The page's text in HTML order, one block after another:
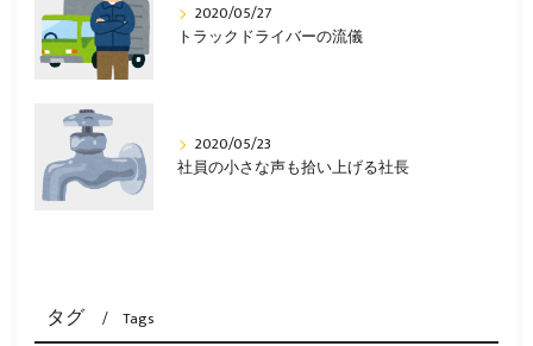
2020/05/27
トラックドライバーの流儀
2020/05/23
社員の小さな声も拾い上げる社長
タグ Tags